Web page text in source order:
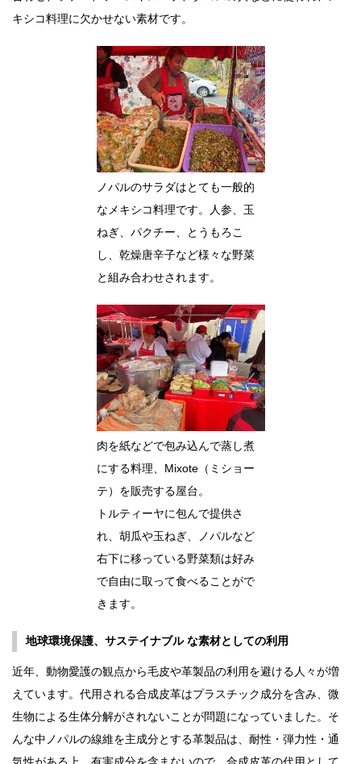
キシコ料理に欠かせない素材です。
ノパルのサラダはとても一般的
なメキシコ料理です。人参、玉
ねぎ、パクチー、とうもろこ
し、乾燥唐辛子など様々な野菜
と組み合わせされます。
肉を紙などで包み込んで蒸し煮
にする料理、Mixote（ミショー
テ）を販売する屋台。
トルティーヤに包んで提供さ
れ、胡瓜や玉ねぎ、ノパルなど
右下に移っている野菜類は好み
で自由に取って食べることがで
きます。
地球環境保護、サステイナブル な素材としての利用
近年、動物愛護の観点から毛皮や革製品の利用を避ける人々が増
えています。代用される合成皮革はプラスチック成分を含み、微
生物による生体分解がされないことが問題になっていました。そ
んな中ノパルの線維を主成分とする革製品は、耐性・弾力性・通
気性がある上、有害成分を含まないので、合成皮革の代用として